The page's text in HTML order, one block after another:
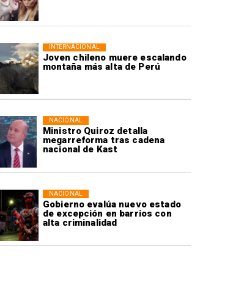
Joven chileno muere escalando
montaña más alta de Perú
INTERNACIONAL
Ministro Quiroz detalla
megarreforma tras cadena
nacional de Kast
NACIONAL
Gobierno evalúa nuevo estado
de excepción en barrios con
alta criminalidad
NACIONAL